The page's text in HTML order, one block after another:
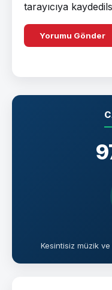
tarayıcıya
Kesintisiz müzik ve